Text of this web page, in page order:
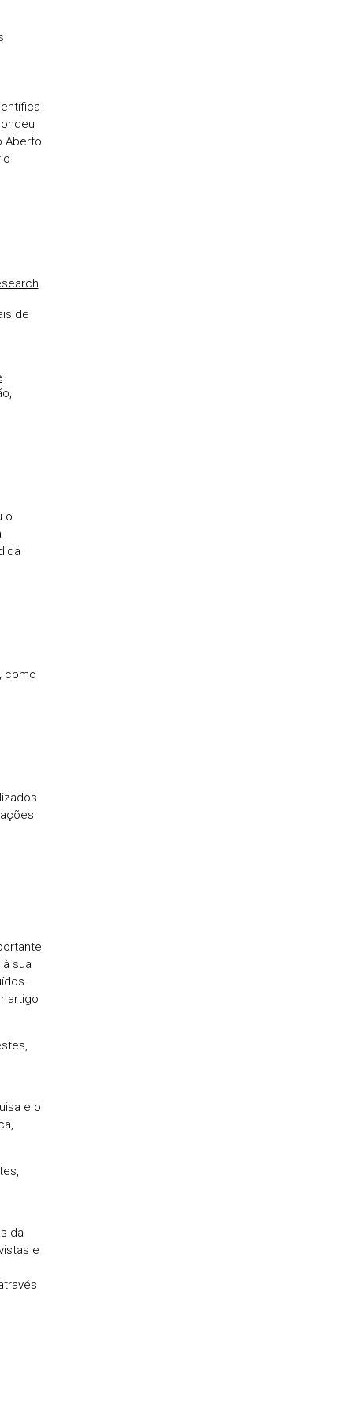
Aberto
de
o
como
sua
artigo
e o
da
e